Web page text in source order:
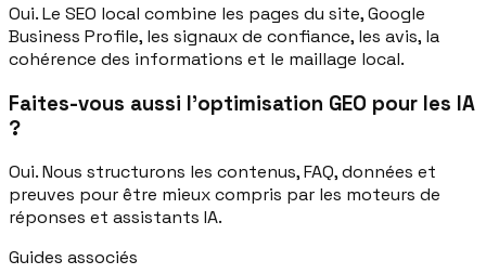
Oui. Le SEO local combine les pages du site, Google
Business Profile, les signaux de confiance, les avis, la
cohérence des informations et le maillage local.
Faites-vous aussi l'optimisation GEO pour les IA
?
Oui. Nous structurons les contenus, FAQ, données et
preuves pour être mieux compris par les moteurs de
réponses et assistants IA.
Guides associés